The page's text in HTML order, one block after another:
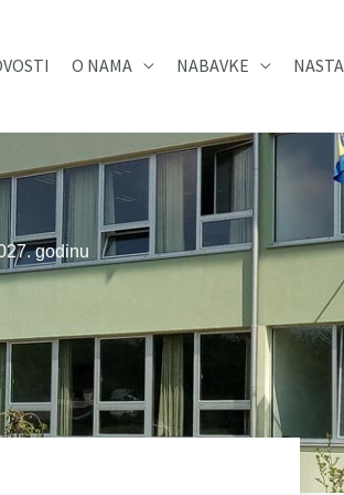
O NAMA NABAVKE
godinu